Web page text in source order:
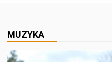
MUZYKA